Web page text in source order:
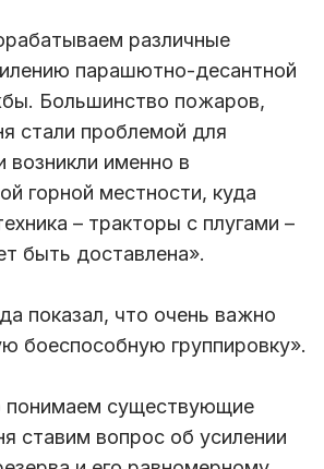
различные
парашютно-десантной
Большинство пожаров,
стали проблемой для
возникли именно в
горной местности, куда
– тракторы с плугами –
быть доставлена».
показал, что очень важно
боеспособную группировку».
понимаем существующие
ставим вопрос об усилении